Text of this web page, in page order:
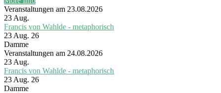
Veranstaltungen am 23.08.2026
23 Aug.
Francis von Wahlde - metaphorisch
23 Aug. 26
Damme
Veranstaltungen am 24.08.2026
23 Aug.
Francis von Wahlde - metaphorisch
23 Aug. 26
Damme